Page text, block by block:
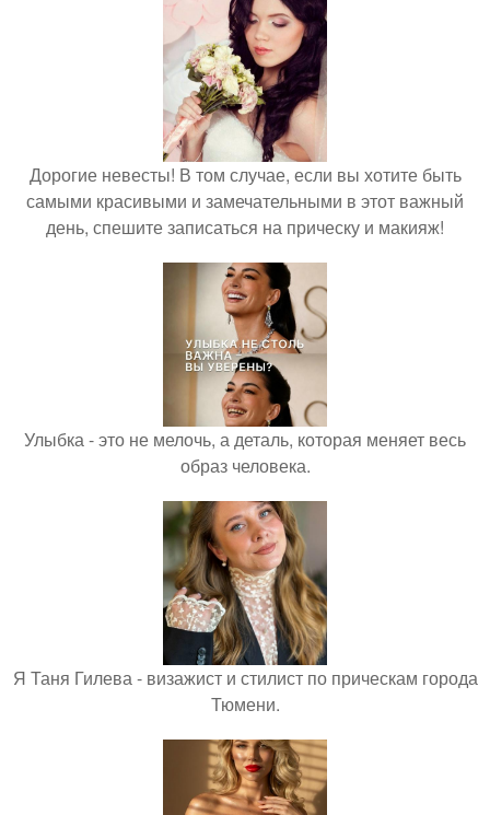
Дорогие невесты! В том случае, если вы хотите быть
самыми красивыми и замечательными в этот важный
день, спешите записаться на прическу и макияж!
Улыбка - это не мелочь, а деталь, которая меняет весь
образ человека.
Я Таня Гилева - визажист и стилист по прическам города
Тюмени.